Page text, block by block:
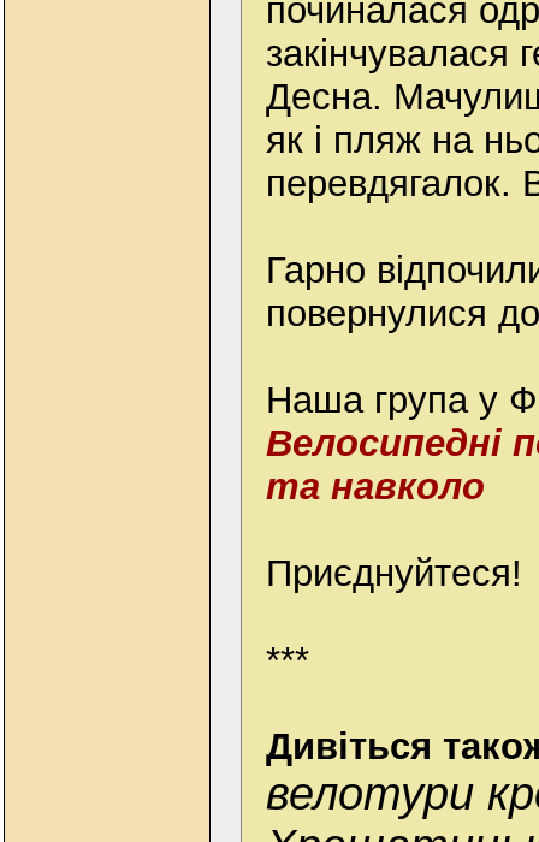
починалася
закінчувалася
Десна.
як і пляж на
перевдягалок.
Гарно
повернулися
Наша група у
Велосипедні
та навколо
Приєднуйтеся!
***
Дивіться
велотури